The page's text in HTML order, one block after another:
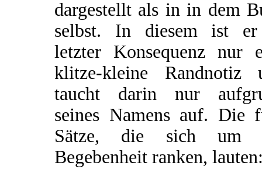
dargestellt als in in dem
selbst. In diesem ist
letzter Konsequenz nur
klitze-kleine Randnotiz
taucht darin nur
seines Namens auf. Die
Sätze, die sich um
Begebenheit ranken,